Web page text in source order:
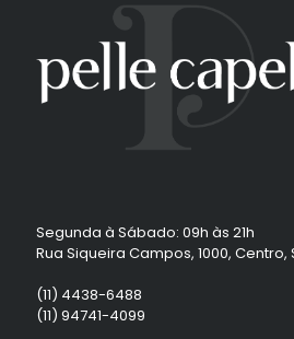
Segunda à Sábado: 09h às 21h
Rua Siqueira Campos, 1000, Centro,
(11) 4438-6488
(11) 94741-4099